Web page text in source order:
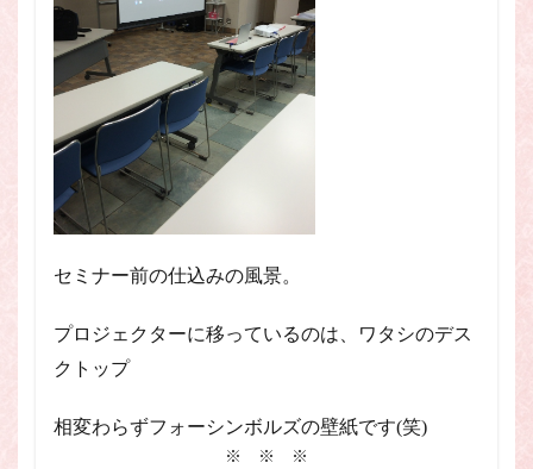
セミナー前の仕込みの風景。
プロジェクターに移っているのは、ワタシのデス
クトップ
相変わらずフォーシンボルズの壁紙です(笑)
※ ※ ※